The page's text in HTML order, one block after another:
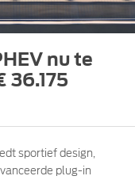
nu te
36.175
sportief design,
plug-in